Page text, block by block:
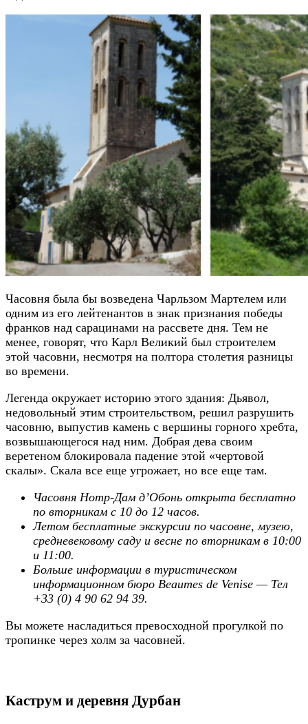
Часовня была бы возведена Чарльзом Мартелем или
одним из его лейтенантов в знак признания победы
франков над сарацинами на рассвете дня. Тем не
менее, говорят, что Карл Великий был строителем
этой часовни, несмотря на полтора столетия разницы
во времени.
Легенда окружает историю этого здания: Дьявол,
недовольный этим строительством, решил разрушить
часовню, выпустив камень с вершины горного хребта,
возвышающегося над ним. Добрая дева своим
веретеном блокировала падение этой «чертовой
скалы». Скала все еще угрожает, но все еще там.
Часовня Нотр-Дам д’Обонь открыта бесплатно
по вторникам с 10 до 12 часов.
Летом бесплатные экскурсии по часовне, музею,
средневековому саду и весне по вторникам в 10:00
и 11:00.
Больше информации в туристическом
информационном бюро Beaumes de Venise — Тел
+33 (0) 4 90 62 94 39.
Вы можете насладиться превосходной прогулкой по
тропинке через холм за часовней.
Каструм и деревня Дурбан